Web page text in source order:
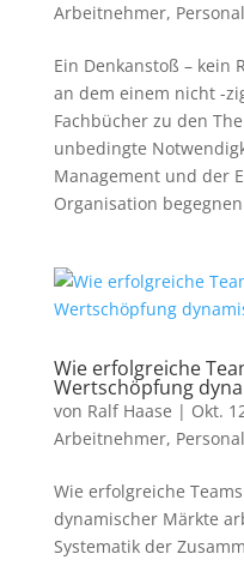
Arbeitnehmer,
Ein Denkanstoß – kein
an dem einem nicht -
Fachbücher zu den
unbedingte
Management und der
Organisation
Wie erfolgreiche
Wertschöpfung
von Ralf Haase | Okt.
Arbeitnehmer,
Wie erfolgreiche
dynamischer Märkte
Systematik der